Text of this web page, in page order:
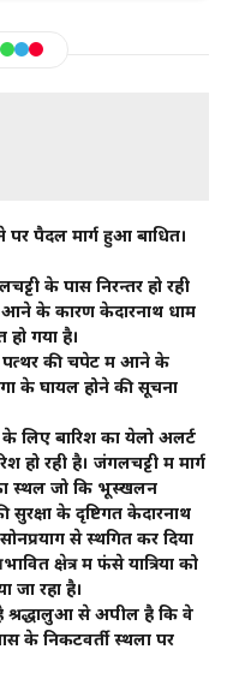
पैदल मार्ग हुआ बाधित।
के पास निरन्तर हो रही
आने के कारण केदारनाथ धाम
गया है।
पत्थर की चपेट में आने के
के घायल होने की सूचना
लिए बारिश का येलो अलर्ट
हो रही है। जंगलचट्टी में मार्ग
स्थल जो कि भूस्खलन
सुरक्षा के दृष्टिगत केदारनाथ
से स्थगित कर दिया
क्षेत्र में फंसे यात्रियों को
जा रहा है।
श्रद्धालुओं से अपील है कि वे
के निकटवर्ती स्थलों पर